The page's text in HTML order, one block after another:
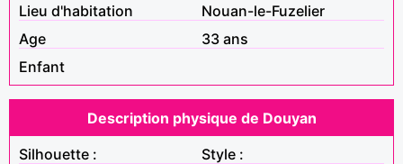
Lieu d'habitation
Nouan-le-Fuzelier
Age
33 ans
Enfant
Description physique de Douyan
Silhouette :
Style :